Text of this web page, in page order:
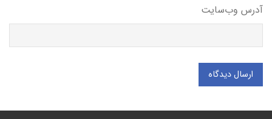
آدرس وب‌سایت
ارسال دیدگاه